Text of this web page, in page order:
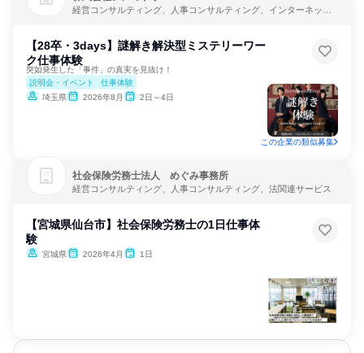
経営コンサルティング、人事コンサルティング、インターネッ
【28卒・3days】謎解き解決型ミステリーワー
ク仕事体験
突如発生した「事件」の真実を見抜け！
説明会・イベント
仕事体験
埼玉県
2026年8月 2日～4日
この企業の類似募集
社会保険労務士法人 めぐみ事務所
経営コンサルティング、人事コンサルティング、法関連サービス
【宮城県仙台市】社会保険労務士の1日仕事体
験
宮城県 2026年4月 1日